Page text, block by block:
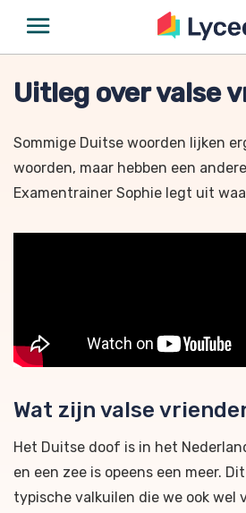
Uitleg over valse
Sommige Duitse woorden lijken
woorden, maar hebben een
Examentrainer Sophie legt uit
Wat zijn valse
Het Duitse doof is in het
en een zee is opeens een meer.
typische valkuilen die we ook wel